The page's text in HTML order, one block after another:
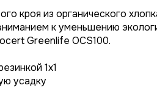
кроя из органического
к уменьшению
Greenlife OCS100.
1х1
усадку